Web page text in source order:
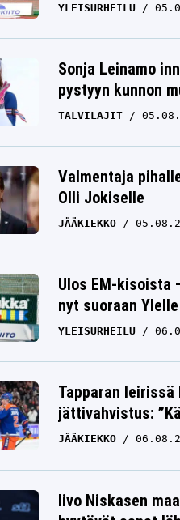
YLEISURHEILU
Sonja Leinamo
pystyyn kunnon
TALVILAJIT
Valmentaja
Olli Jokiselle
JÄÄKIEKKO
Ulos EM-kisoista
nyt suoraan Ylelle
YLEISURHEILU
Tapparan
jättivahvistus:
JÄÄKIEKKO
Iivo Niskasen